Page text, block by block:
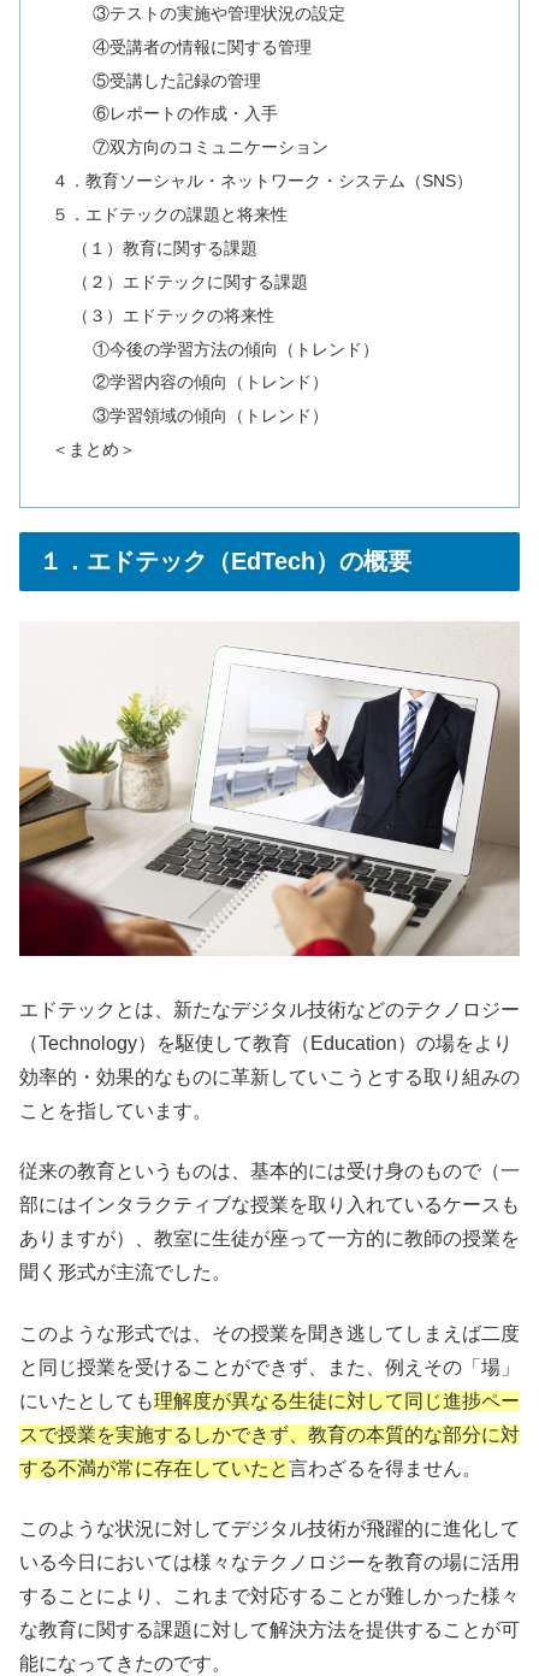
③テストの実施や管理状況の設定
④受講者の情報に関する管理
⑤受講した記録の管理
⑥レポートの作成・入手
⑦双方向のコミュニケーション
４．教育ソーシャル・ネットワーク・システム（SNS）
５．エドテックの課題と将来性
（１）教育に関する課題
（２）エドテックに関する課題
（３）エドテックの将来性
①今後の学習方法の傾向（トレンド）
②学習内容の傾向（トレンド）
③学習領域の傾向（トレンド）
＜まとめ＞
１．エドテック（EdTech）の概要
エドテックとは、新たなデジタル技術などのテクノロジー
（Technology）を駆使して教育（ Education）の場をより
効率的・効果的なものに革新していこうとする取り組みの
ことを指しています。
従来の教育というものは、基本的には受け身のもので（一
部にはインタラクティブな授業を取り入れているケースも
ありますが）、教室に生徒が座って一方的に教師の授業を
聞く形式が主流でした。
このような形式では、その授業を聞き逃してしまえば二度
と同じ授業を受けることができず、また、例えその「場」
にいたとしても理解度が異なる生徒に対して同じ進捗ペー
スで授業を実施するしかできず、教育の本質的な部分に対
する不満が常に存在していたと言わざるを得ません。
このような状況に対してデジタル技術が飛躍的に進化して
いる今日においては様々なテクノロジーを教育の場に活用
することにより、これまで対応することが難しかった様々
な教育に関する課題に対して解決方法を提供することが可
能になってきたのです。